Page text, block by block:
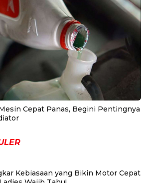
Cepat Panas, Begini Pentingnya
Kebiasaan yang Bikin Motor Cepat